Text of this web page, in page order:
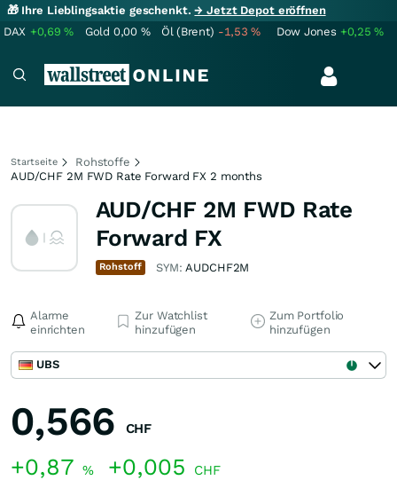
🎁 Ihre Lieblingsaktie geschenkt.→ Jetzt Depot eröffnen
DAX +0,69% Gold 0,00 % Öl (Brent) -1,53% Dow Jones +0,25%
Startseite
Rohstoffe
AUD/CHF 2M FWD Rate Forward FX 2 months
AUD/CHF 2M FWD Rate
Forward FX
Rohstoff SYM:AUDCHF2M
Alarme
einrichten
Zur Watchlist
hinzufügen
Zum Portfolio
hinzufügen
UBS
0,566 CHF
+0,87 % +0,005 CHF